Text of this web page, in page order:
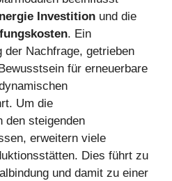
Investition und die
. Ein
der Nachfrage, getrieben
für erneuerbare
Um die
den steigenden
erweitern viele
Dies führt zu
und damit zu einer